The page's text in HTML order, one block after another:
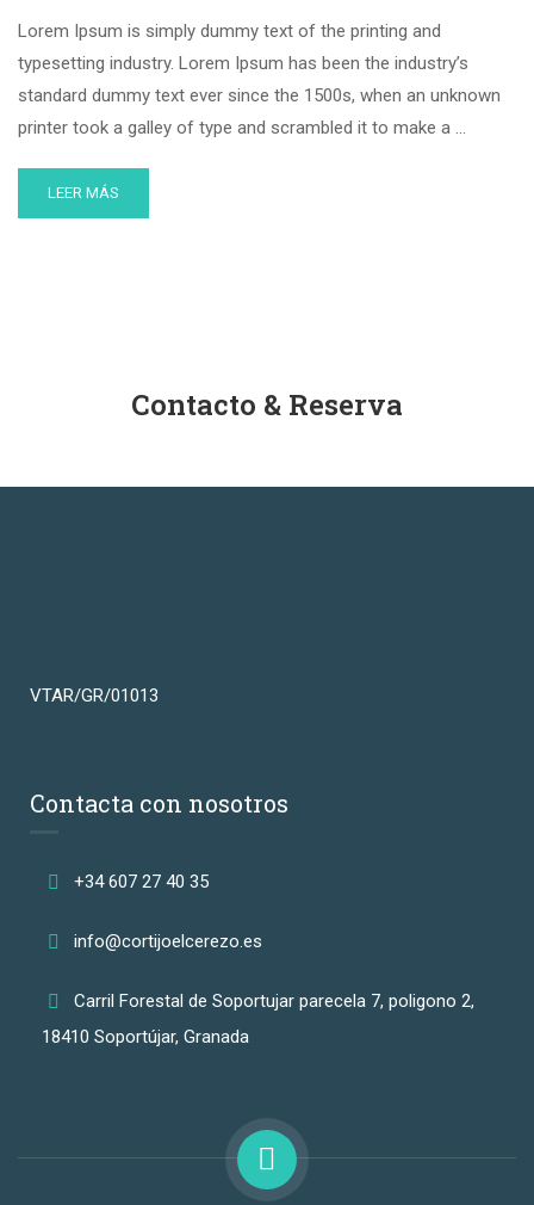
Lorem Ipsum is simply dummy text of the printing and
typesetting industry. Lorem Ipsum has been the industry’s
standard dummy text ever since the 1500s, when an unknown
printer took a galley of type and scrambled it to make a …
LEER MÁS
Contacto & Reserva
VTAR/GR/01013
Contacta con nosotros
+34 607 27 40 35
info@cortijoelcerezo.es
Carril Forestal de Soportujar parecela 7, poligono 2,
18410 Soportújar, Granada